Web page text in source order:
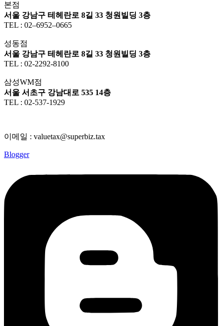
본점
서울 강남구 테헤란로 8길 33 청원빌딩 3층
TEL : 02–6952–0665
성동점
서울 강남구 테헤란로 8길 33 청원빌딩 3층
TEL : 02-2292-8100
삼성WM점
서울 서초구 강남대로 535 14층
TEL : 02-537-1929
이메일 : valuetax@superbiz.tax
Blogger